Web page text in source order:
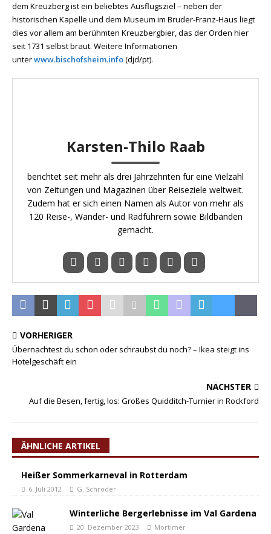
dem Kreuzberg ist ein beliebtes Ausflugsziel – neben der
historischen Kapelle und dem Museum im Bruder-Franz-Haus liegt
dies vor allem am berühmten Kreuzbergbier, das der Orden hier
seit 1731 selbst braut. Weitere Informationen
unterwww.bischofsheim.info(djd/pt).
Karsten-Thilo Raab
berichtet seit mehr als drei Jahrzehnten für eine Vielzahl
von Zeitungen und Magazinen über Reiseziele weltweit.
Zudem hat er sich einen Namen als Autor von mehr als
120 Reise-, Wander- und Radführern sowie Bildbänden
gemacht.
VORHERIGER
Übernachtest du schon oder schraubst du noch? – Ikea steigt ins
Hotelgeschäft ein
NÄCHSTER
Auf die Besen, fertig, los: Großes Quidditch-Turnier in Rockford
ÄHNLICHE ARTIKEL
Heißer Sommerkarneval in Rotterdam
6. Juli 2012 G. Schröder
­­Winterliche Bergerlebnisse im Val Gardena
20. Dezember 2023 Mortimer